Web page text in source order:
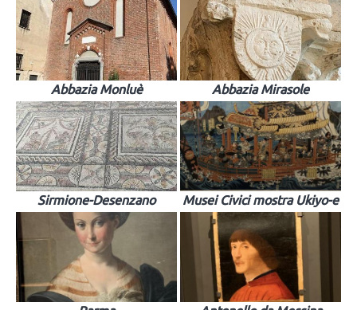
Abbazia Monluè Abbazia Mirasole
Sirmione-Desenzano Musei Civici mostra Ukiyo-e